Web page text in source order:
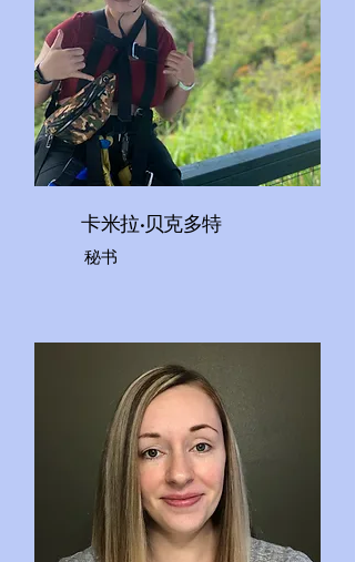
卡米拉·贝克多特
秘书